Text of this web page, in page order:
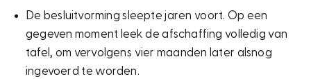
De besluitvorming sleepte jaren voort. Op een
gegeven moment leek de afschaffing volledig van
tafel, om vervolgens vier maanden later alsnog
ingevoerd te worden.